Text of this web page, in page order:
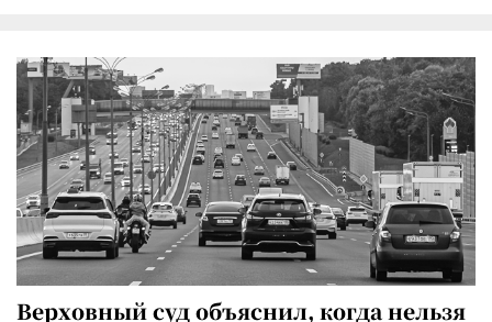
Верховный суд объяснил, когда нельзя